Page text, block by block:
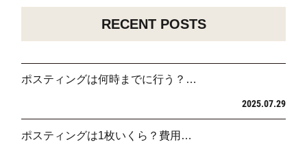
RECENT POSTS
ポスティングは何時までに行う？…
2025.07.29
ポスティングは1枚いくら？費用…